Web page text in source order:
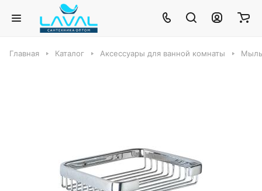
Главная Каталог Аксессуары для ванной комнаты